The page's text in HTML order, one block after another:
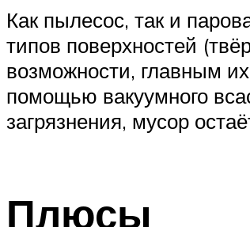
Как пылесос, так и
типов поверхностей
возможности, главным
помощью вакуумного
загрязнения, мусор
Плюсы